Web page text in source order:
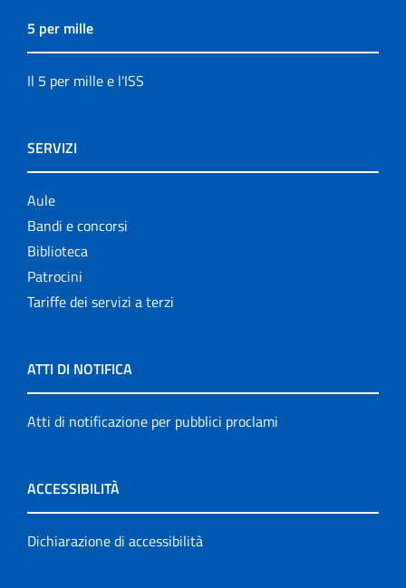
5 per mille
Il 5 per mille e l'ISS
SERVIZI
Aule
Bandi e concorsi
Biblioteca
Patrocini
Tariffe dei servizi a terzi
ATTI DI NOTIFICA
Atti di notificazione per pubblici proclami
ACCESSIBILITÀ
Dichiarazione di accessibilità